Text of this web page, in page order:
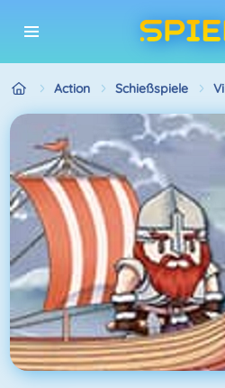
Action Schießspiele